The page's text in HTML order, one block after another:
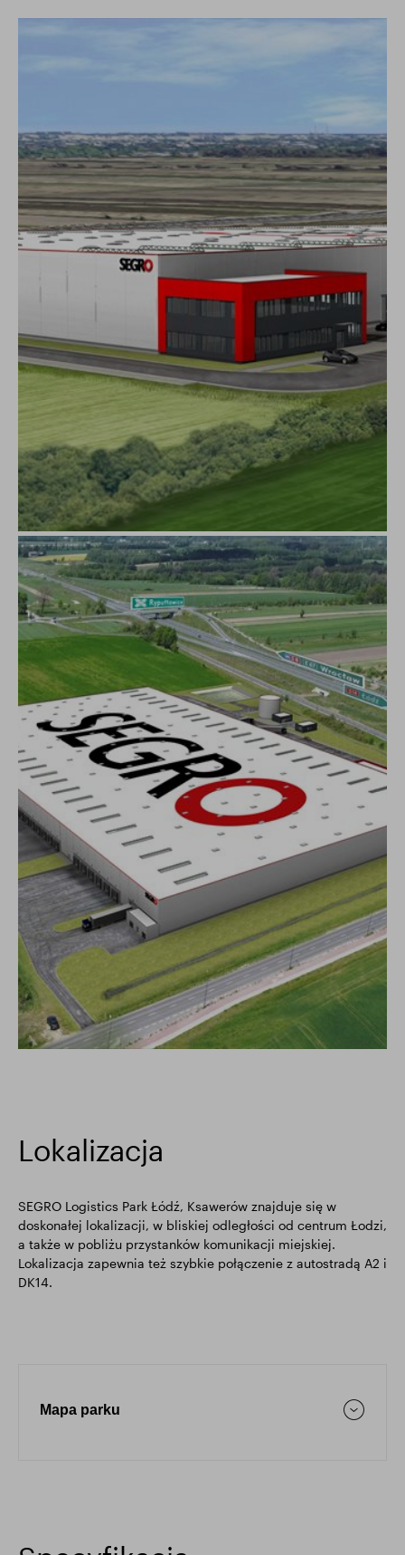
Lokalizacja
SEGRO Logistics Park Łódź, Ksawerów znajduje się w
doskonałej lokalizacji, w bliskiej odległości od centrum Łodzi,
a także w pobliżu przystanków komunikacji miejskiej.
Lokalizacja zapewnia też szybkie połączenie z autostradą A2 i
DK14.
Mapa parku